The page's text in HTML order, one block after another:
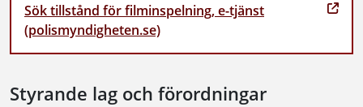
Sök tillstånd för filminspelning, e-tjänst
(polismyndigheten.se)
Styrande lag och förordningar